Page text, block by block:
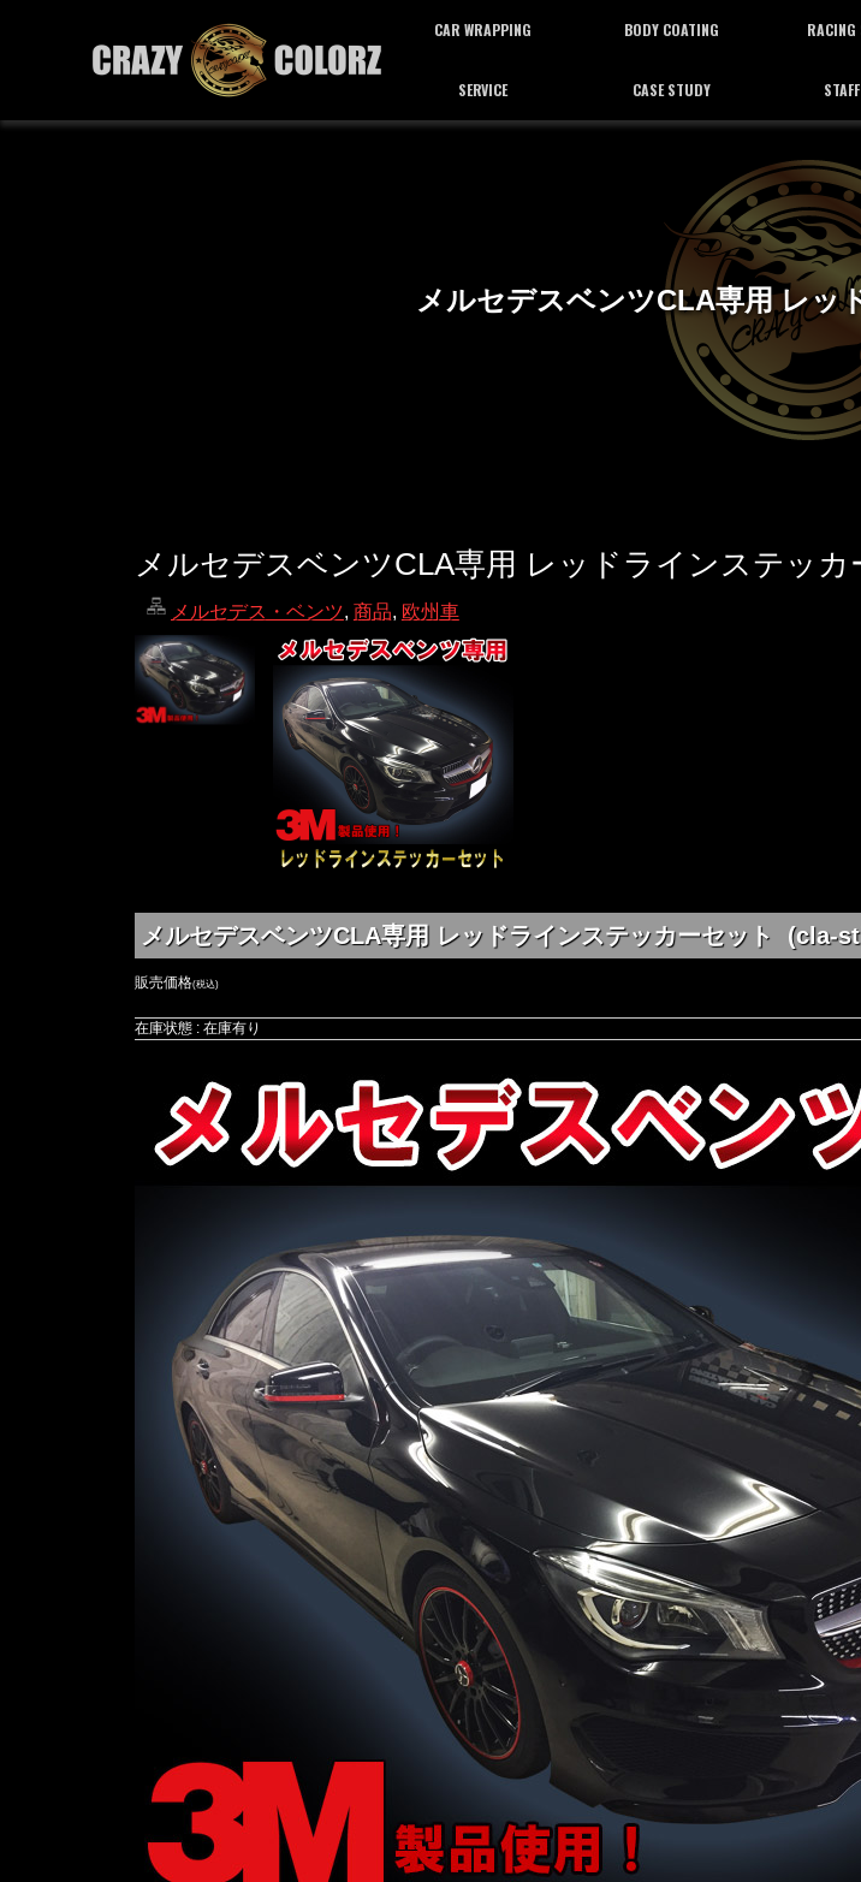
CAR WRAPPING
カーラッピング
BODY COATING
ボディーコーティング
RACING
レーシン
SERVICE CASE STUDY
メルセデスベンツCLA専用 レッ
メルセデスベンツCLA専用 レッドラインステッカ
メルセデス・ベンツ, 商品, 欧州車
メルセデスベンツCLA専用 レッドラインステッカーセット (cla-
販売価格(税込)
在庫状態 : 在庫有り